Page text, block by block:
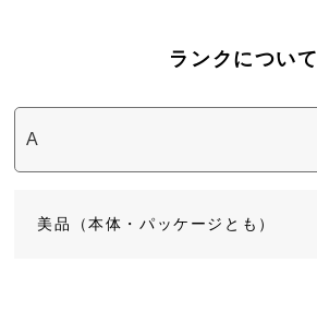
ランクについて
美品（本体・パッケージとも）